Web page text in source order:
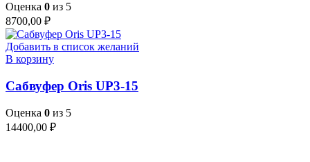
Оценка 0 из 5
8700,00 ₽
Добавить в список желаний
В корзину
Сабвуфер Oris UP3-15
Оценка 0 из 5
14400,00 ₽